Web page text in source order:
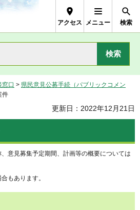
Prefecture
アクセス メニュー 検索
窓口 > 県民意見公募手続（パブリックコメン
件
更新日：2022年12月21日
意見募集予定期間、計画等の概要については
もあります。